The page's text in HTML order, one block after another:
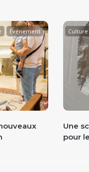
Événement Culture
Une
pour